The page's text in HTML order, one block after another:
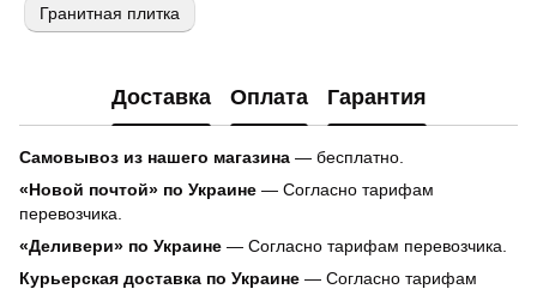
Гранитная плитка
Доставка Оплата Гарантия
Самовывоз из нашего магазина — бесплатно.
«Новой почтой» по Украине — Согласно тарифам
перевозчика.
«Деливери» по Украине — Согласно тарифам перевозчика.
Курьерская доставка по Украине — Согласно тарифам